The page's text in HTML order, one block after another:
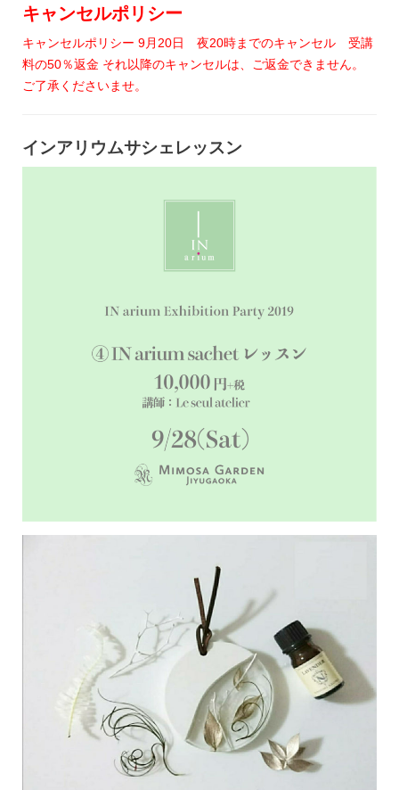
キャンセルポリシー
キャンセルポリシー 9月20日 夜20時までのキャンセル 受講
料の50％返金 それ以降のキャンセルは、ご返金できません。
ご了承くださいませ。
インアリウムサシェレッスン